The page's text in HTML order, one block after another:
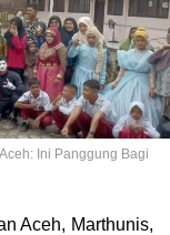
Ini Panggung Bagi
Aceh, Marthunis,